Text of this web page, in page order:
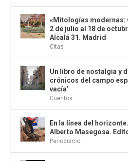
«Mitologías modernas:
2 de julio al 18 de
Alcalá 31. Madrid
Citas
Un libro de nostalgia y
crónicos del campo
vacía’
Cuentos
En la línea del
Alberto Masegosa.
Periodismo